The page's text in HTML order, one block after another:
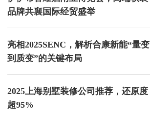
品牌共襄国际经贸盛举
亮相2025SENC，解析合康新能“量变
到质变”的关键布局
2025上海别墅装修公司推荐，还原度
超95%